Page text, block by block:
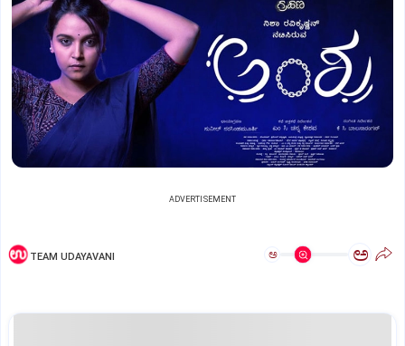
ADVERTISEMENT
TEAM UDAYAVANI ಅ ಅ